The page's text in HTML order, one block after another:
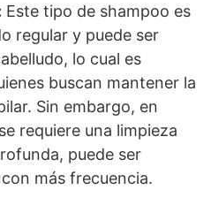
Este tipo de shampoo es
regular y puede ser
lo cual es
buscan mantener la
Sin embargo, en
requiere una limpieza
puede ser
más frecuencia.